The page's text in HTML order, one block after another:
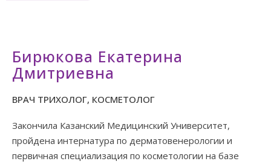
Бирюкова Екатерина
Дмитриевна
ВРАЧ ТРИХОЛОГ, КОСМЕТОЛОГ
Закончила Казанский Медицинский Университет,
пройдена интернатура по дерматовенерологии и
первичная специализация по косметологии на базе